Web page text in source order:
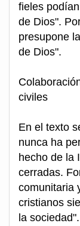
fieles
de Dios".
presupone
de Dios".
civiles
En el texto
nunca ha
hecho de la
cerradas.
comunitaria
cristianos
la